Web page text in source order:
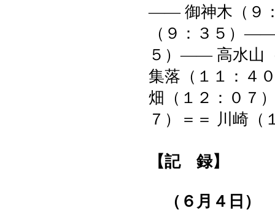
―― 御神木（９
（９：３５）
５）―― 高水山
集落（１１：４
畑（１２：０７
７）＝＝ 川崎（
【記 録】
（６月４日）